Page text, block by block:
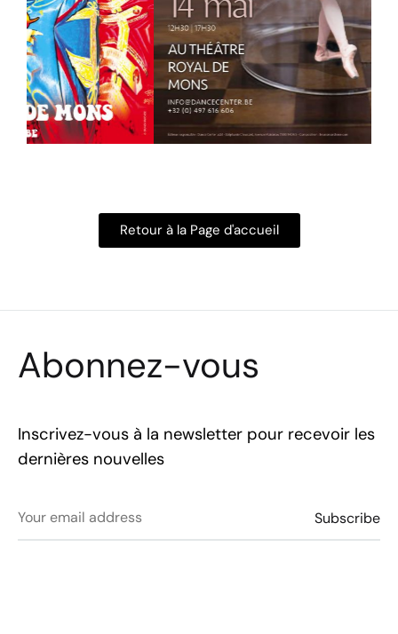
Retour à la Page d'accueil
Abonnez-vous
Inscrivez-vous à la newsletter pour recevoir les
dernières nouvelles